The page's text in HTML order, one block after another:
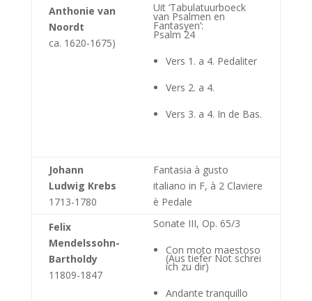
Anthonie van
Noordt
ca. 1620-1675)
Uit ‘Tabulatuurboeck
van Psalmen en
Fantasyen’:
Psalm 24
Vers 1. a 4. Pedaliter
Vers 2. a 4.
Vers 3. a 4. In de Bas.
Johann
Ludwig Krebs
1713-1780
Fantasia à gusto
italiano in F, à 2 Claviere
è Pedale
Felix
Mendelssohn-
Bartholdy
11809-1847
Sonate III, Op. 65/3
Con moto maestoso
(Aus tiefer Not schrei
ich zu dir)
Andante tranquillo